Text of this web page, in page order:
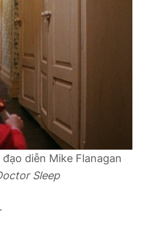
diễn Mike Flanagan
Sleep